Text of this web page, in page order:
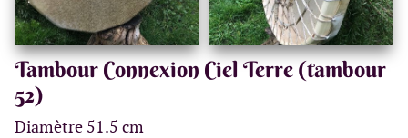
Tambour Connexion Ciel Terre (tambour
52)
Diamètre 51.5 cm